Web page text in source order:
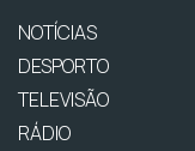
NOTÍCIAS
DESPORTO
TELEVISÃO
RÁDIO